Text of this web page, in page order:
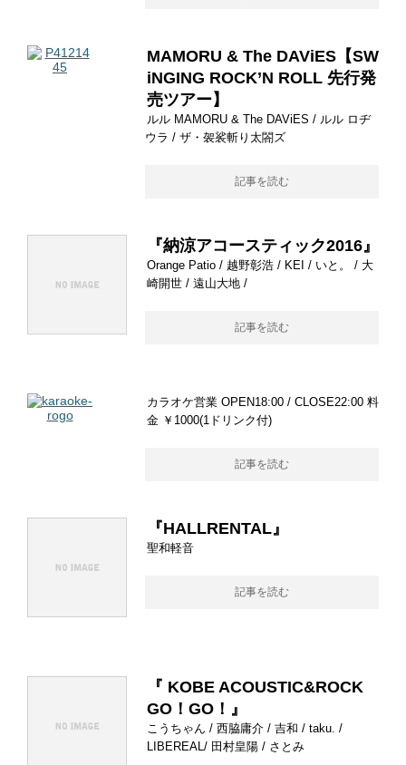
MAMORU & The DAViES【SW
iNGING ROCK’N ROLL 先行発
売ツアー】
ルル MAMORU & The DAViES / ルル ロヂ
ウラ / ザ・袈裟斬り太閤ズ
記事を読む
『納涼アコースティック2016』
Orange Patio / 越野彰浩 / KEI / いと。 / 大
崎開世 / 遠山大地 /
記事を読む
カラオケ営業 OPEN18:00 / CLOSE22:00 料
金 ￥1000(1ドリンク付)
記事を読む
『HALLRENTAL』
聖和軽音
記事を読む
『 KOBE ACOUSTIC&ROCK
GO！GO！』
こうちゃん / 西脇庸介 / 吉和 / taku. /
LIBEREAL/ 田村皇陽 / さとみ